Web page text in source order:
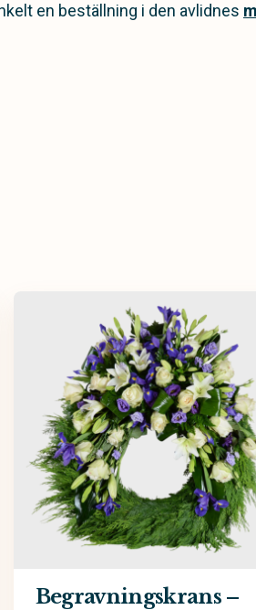
en beställning i den avlidnes
Begravningskrans
Sorgbukett
Begravningskrans –